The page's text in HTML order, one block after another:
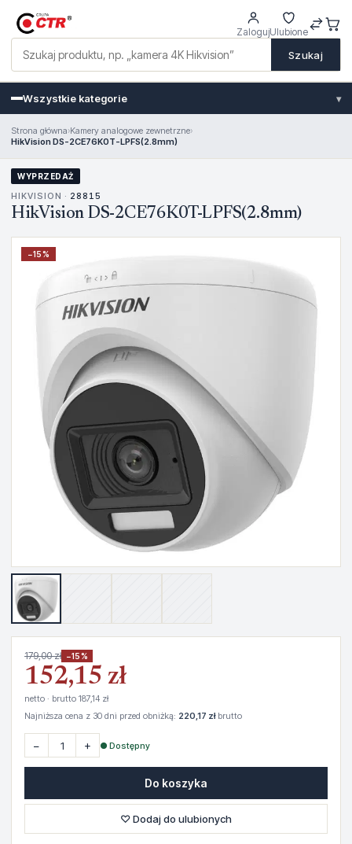
Szukaj
ZalogujUlubione
Wszystkie kategorie ▾
Strona główna›Kamery analogowe zewnetrzne›
HikVision DS-2CE76K0T-LPFS(2.8mm)
WYPRZEDAŻ
HIKVISION · 28815
HikVision DS-2CE76K0T-LPFS(2.8mm)
−15%
179,00 zł −15%
152,15 zł
netto · brutto 187,14 zł
Najniższa cena z 30 dni przed obniżką: 220,17 złbrutto
− + ● Dostępny
Do koszyka
♡ Dodaj do ulubionych